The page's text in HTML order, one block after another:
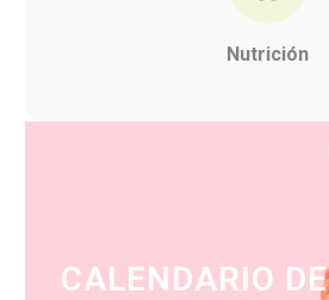
Nutrición
CALENDARIO DE